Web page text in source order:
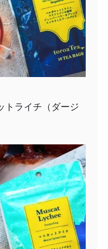
トライチ（ダージ